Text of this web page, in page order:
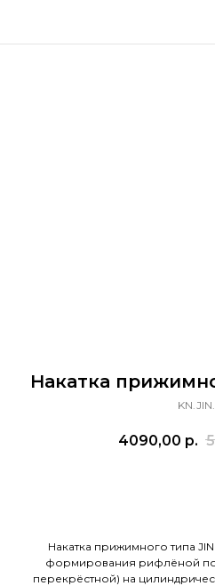
Накатка
4090,00 р.
Накатка прижимного типа
формирования рифлёной
перекрёстной) на